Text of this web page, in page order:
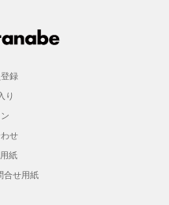
録
り
せ
紙
合せ用紙